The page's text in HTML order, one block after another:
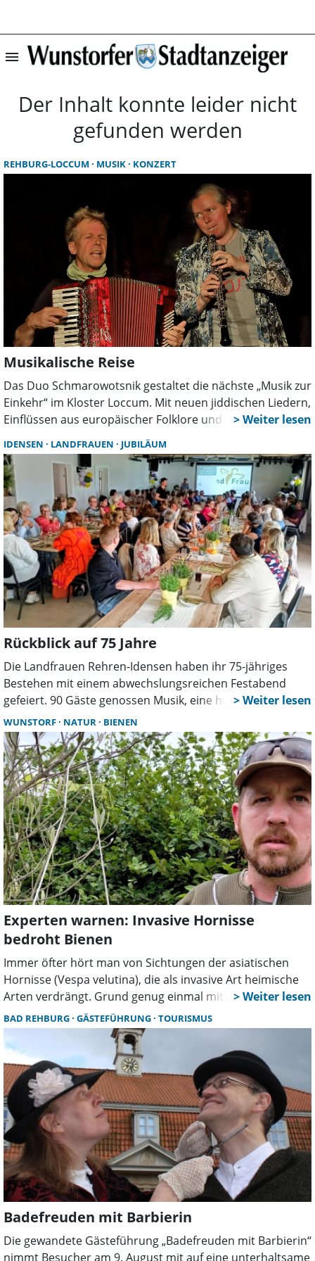
menu
Startseite |
Der Inhalt konnte leider nicht
gefunden werden
REHBURG-LOCCUM MUSIK KONZERT
Musikalische Reise
Das Duo Schmarowotsnik gestaltet die nächste „Musik zur
Einkehr“ im Kloster Loccum. Mit neuen jiddischen Liedern,
Einflüssen aus europäischer Folklore und eigenen
Kompositionen schlagen die Musiker eine Brücke
zwischen Tradition, Gegenwart und Zukunft.
IDENSEN LANDFRAUEN JUBILÄUM
Rückblick auf 75 Jahre
Die Landfrauen Rehren-Idensen haben ihr 75-jähriges
Bestehen mit einem abwechslungsreichen Festabend
gefeiert. 90 Gäste genossen Musik, eine historische
Modenschau und kulinarische Spezialitäten. Auch
Vertreter aus Politik und Landwirtschaft würdigten das
Engagement des Vereins.
WUNSTORF NATUR BIENEN
Experten warnen: Invasive Hornisse
bedroht Bienen
Immer öfter hört man von Sichtungen der asiatischen
Hornisse (Vespa velutina), die als invasive Art heimische
Arten verdrängt. Grund genug einmal mit Marcel Müller-
Meißner zu sprechen. Er ist Wespenberater und
Hornissenberater in der Region Hannover und im
Landkreis Schaumburg.
BAD REHBURG GÄSTEFÜHRUNG TOURISMUS
Badefreuden mit Barbierin
Die gewandete Gästeführung „Badefreuden mit Barbierin“
nimmt Besucher am 9. August mit auf eine unterhaltsame